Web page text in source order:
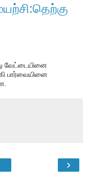
வேட்டையினை
பார்வையினை
›